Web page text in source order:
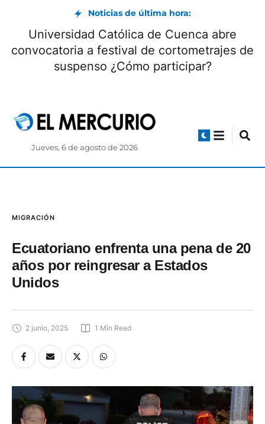
Noticias de última hora:
Universidad Católica de Cuenca abre
convocatoria a festival de cortometrajes de
suspenso ¿Cómo participar?
Jueves, 6 de agosto de 2026
MIGRACIÓN
Ecuatoriano enfrenta una pena de 20
años por reingresar a Estados
Unidos
2 junio, 2025 1 Min Read